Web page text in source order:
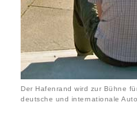
Der Hafenrand wird zur Bühne
deutsche und internationale